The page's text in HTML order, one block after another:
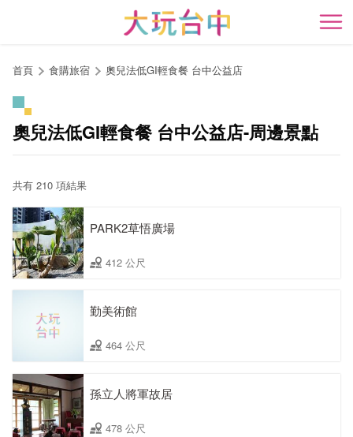
開
首頁 食購旅宿 奧兒法低GI輕食餐 台中公益店
奧兒法低GI輕食餐 台中公益店-周邊景點
共有 210 項結果
PARK2草悟廣場
412 公尺
勤美術館
464 公尺
孫立人將軍故居
478 公尺